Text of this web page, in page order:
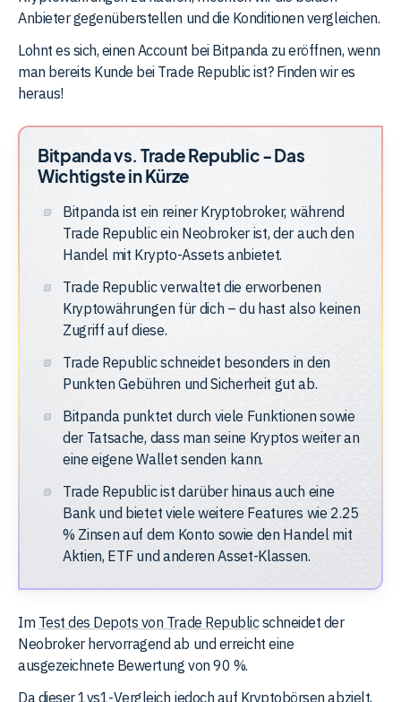
Anbieter gegenüberstellen und die Konditionen vergleichen.
Lohnt es sich, einen Account bei Bitpanda zu eröffnen, wenn
man bereits Kunde bei Trade Republic ist? Finden wir es
heraus!
Bitpanda vs. Trade Republic - Das
Wichtigste in Kürze
Bitpanda ist ein reiner Kryptobroker, während
Trade Republic ein Neobroker ist, der auch den
Handel mit Krypto-Assets anbietet.
Trade Republic verwaltet die erworbenen
Kryptowährungen für dich – du hast also keinen
Zugriff auf diese.
Trade Republic schneidet besonders in den
Punkten Gebühren und Sicherheit gut ab.
Bitpanda punktet durch viele Funktionen sowie
der Tatsache, dass man seine Kryptos weiter an
eine eigene Wallet senden kann.
Trade Republic ist darüber hinaus auch eine
Bank und bietet viele weitere Features wie 2.25
% Zinsen auf dem Konto sowie den Handel mit
Aktien, ETF und anderen Asset-Klassen.
Im Test des Depots von Trade Republicschneidet der
Neobroker hervorragend ab und erreicht eine
ausgezeichnete Bewertung von 90 %.
Da dieser 1vs1-Vergleich jedoch auf Kryptobörsen abzielt,